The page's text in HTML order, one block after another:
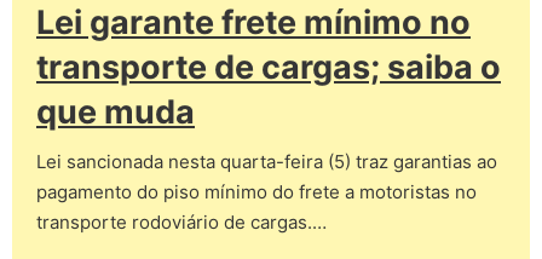
Lei garante frete mínimo no
transporte de cargas; saiba o
que muda
Lei sancionada nesta quarta-feira (5) traz garantias ao
pagamento do piso mínimo do frete a motoristas no
transporte rodoviário de cargas.…